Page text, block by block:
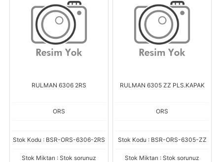
RULMAN 6306 2RS
ORS
Stok Kodu : BSR-ORS-6306-2RS
Stok Miktarı : Stok sorunuz
RULMAN 6305 ZZ PLS.KAPAK
ORS
Stok Kodu : BSR-ORS-6305-ZZ
Stok Miktarı : Stok sorunuz